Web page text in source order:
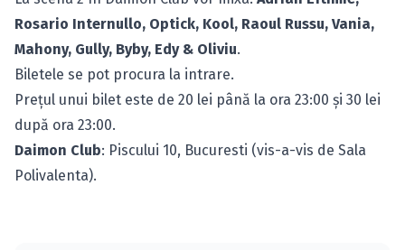
Rosario Internullo, Optick, Kool, Raoul Russu, Vania,
Mahony, Gully, Byby, Edy & Oliviu.
Biletele se pot procura la intrare.
Preţul unui bilet este de 20 lei până la ora 23:00 şi 30 lei
după ora 23:00.
Daimon Club: Piscului 10, Bucuresti (vis-a-vis de Sala
Polivalenta).